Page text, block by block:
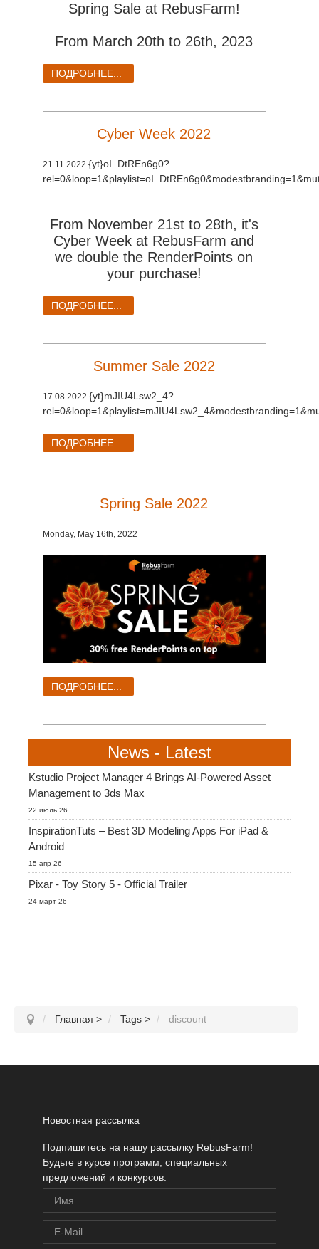
Spring Sale at RebusFarm!
From March 20th to 26th, 2023
ПОДРОБНЕЕ...
Cyber Week 2022
21.11.2022 {yt}oI_DtREn6g0?
From November 21st to 28th, it's
Cyber Week at RebusFarm and
we double the RenderPoints on
your purchase!
ПОДРОБНЕЕ...
Summer Sale 2022
17.08.2022 {yt}mJIU4Lsw2_4?
ПОДРОБНЕЕ...
Spring Sale 2022
Monday, May 16th, 2022
ПОДРОБНЕЕ...
News - Latest
Kstudio Project Manager 4 Brings AI-Powered Asset
Management to 3ds Max
22 июль 26
InspirationTuts – Best 3D Modeling Apps For iPad &
Android
15 апр 26
Pixar - Toy Story 5 - Official Trailer
24 март 26
Главная > Tags > discount
Новостная рассылка
Подпишитесь на нашу рассылку RebusFarm!
Будьте в курсе программ, специальных
предложений и конкурсов.